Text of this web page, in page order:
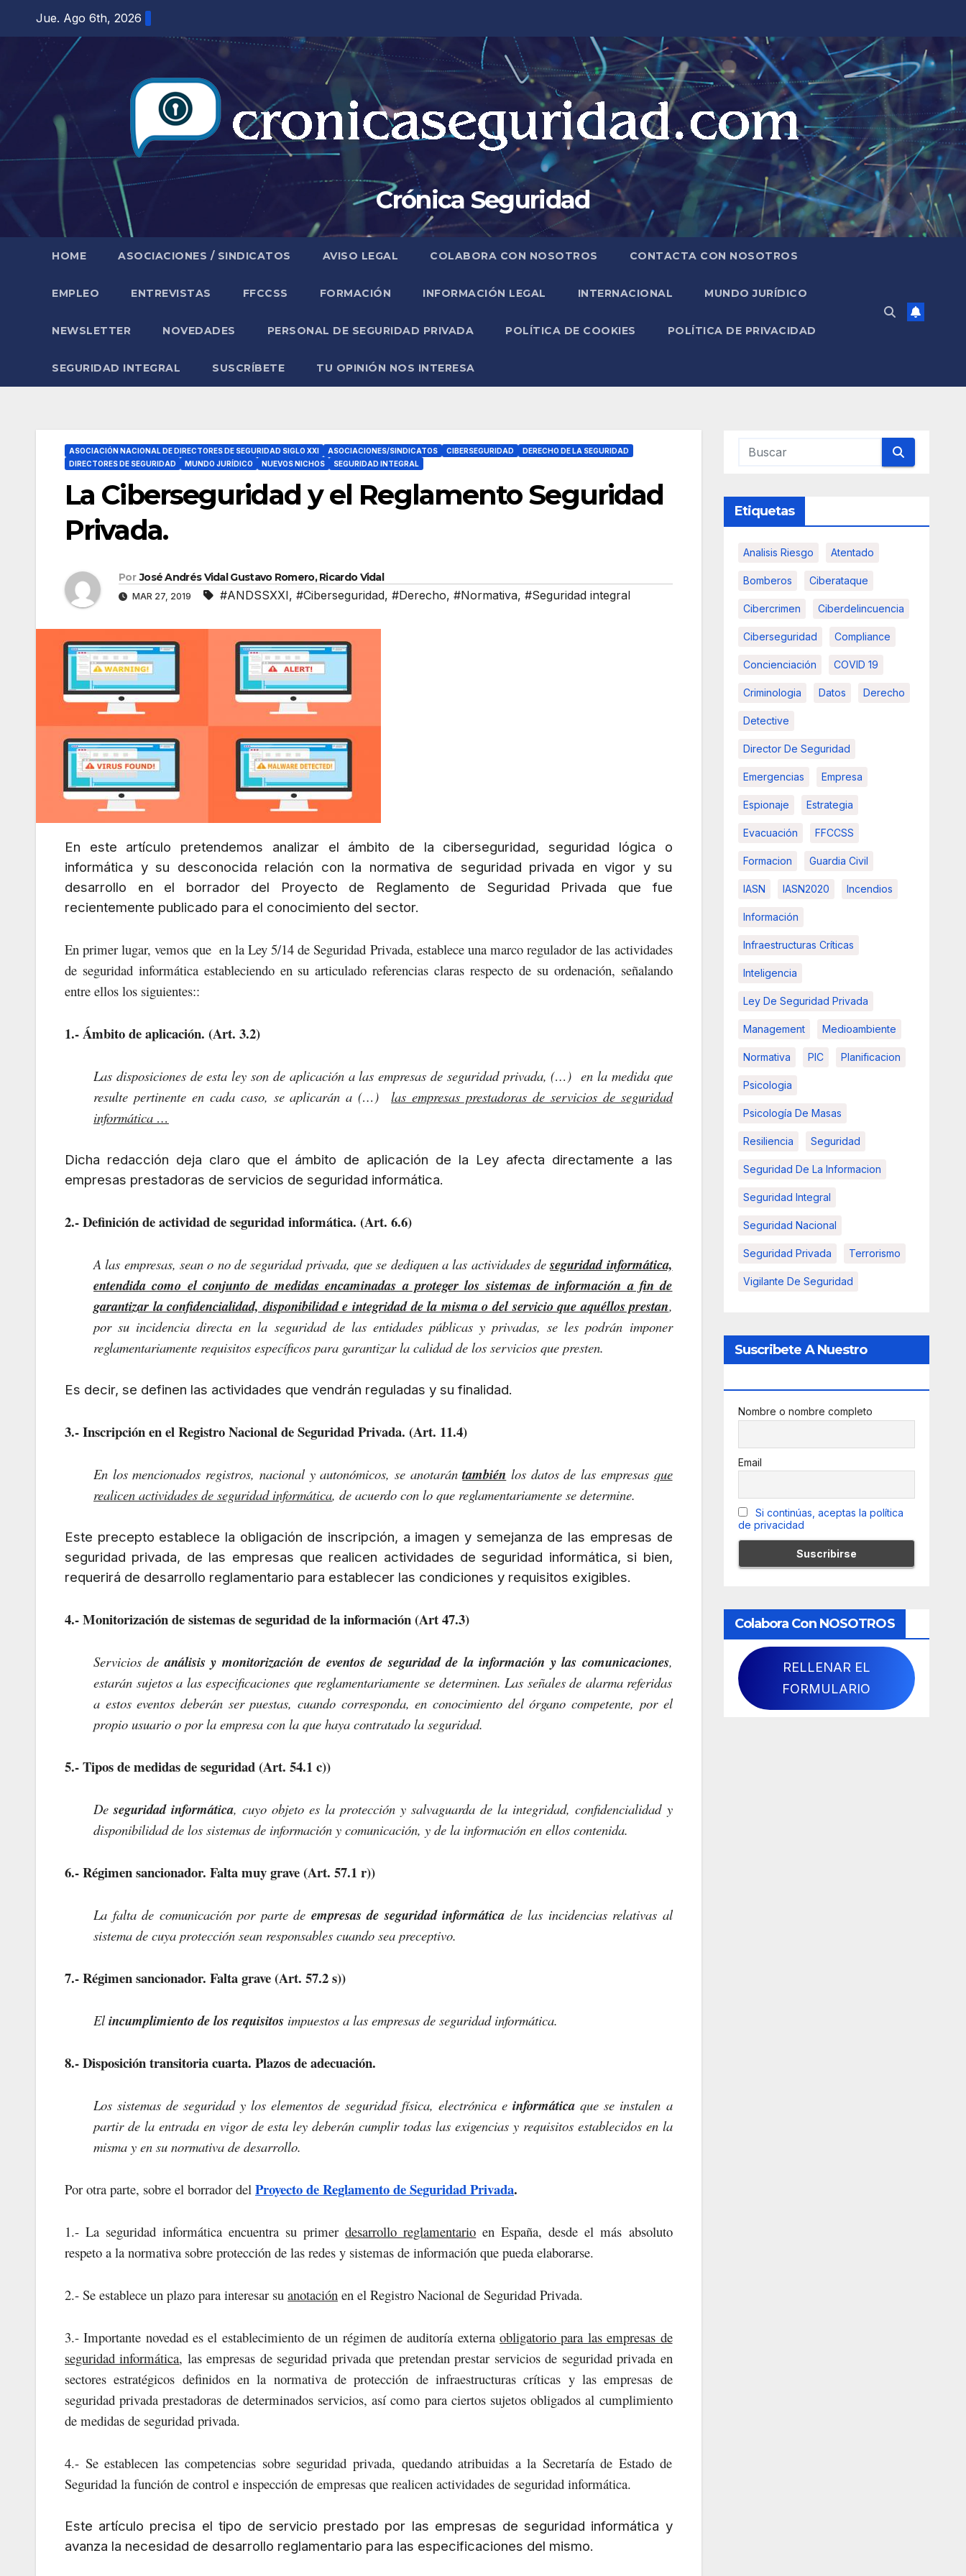
contenido
Jue. Ago 6th, 2026
Crónica Seguridad
HOME ASOCIACIONES / SINDICATOS AVISO LEGAL COLABORA CON NOSOTROS CONTACTA CON NOSOTROS
EMPLEO ENTREVISTAS FFCCSS FORMACIÓN INFORMACIÓN LEGAL INTERNACIONAL MUNDO JURÍDICO
NEWSLETTER NOVEDADES PERSONAL DE SEGURIDAD PRIVADA POLÍTICA DE COOKIES POLÍTICA DE PRIVACIDAD
SEGURIDAD INTEGRAL SUSCRÍBETE TU OPINIÓN NOS INTERESA
ASOCIACIÓN NACIONAL DE DIRECTORES DE SEGURIDAD SIGLO XXI ASOCIACIONES/SINDICATOS CIBERSEGURIDAD
DERECHO DE LA SEGURIDAD
DIRECTORES DE SEGURIDAD
MUNDO JURÍDICO NUEVOS NICHOS SEGURIDAD INTEGRAL
La Ciberseguridad y el Reglamento Seguridad
Privada.
Por José Andrés Vidal Gustavo Romero, Ricardo Vidal
MAR 27, 2019 #ANDSSXXI, #Ciberseguridad, #Derecho, #Normativa, #Seguridad integral
En este artículo pretendemos analizar el ámbito de la ciberseguridad, seguridad lógica o
informática y su desconocida relación con la normativa de seguridad privada en vigor y su
desarrollo en el borrador del Proyecto de Reglamento de Seguridad Privada que fue
recientemente publicado para el conocimiento del sector.
En primer lugar, vemos que en la Ley 5/14 de Seguridad Privada, establece una marco regulador de las actividades
de seguridad informática estableciendo en su articulado referencias claras respecto de su ordenación, señalando
entre ellos los siguientes::
1.- Ámbito de aplicación. (Art. 3.2)
Las disposiciones de esta ley son de aplicación a las empresas de seguridad privada, (…) en la medida que
resulte pertinente en cada caso, se aplicarán a (…)las empresas prestadoras de servicios de seguridad
informática …
Dicha redacción deja claro que el ámbito de aplicación de la Ley afecta directamente a las
empresas prestadoras de servicios de seguridad informática.
2.- Definición de actividad de seguridad informática. (Art. 6.6)
A las empresas, sean o no de seguridad privada, que se dediquen a las actividades deseguridad informática,
entendida como el conjunto de medidas encaminadas a proteger los sistemas de información a fin de
garantizar la confidencialidad, disponibilidad e integridad de la misma o del servicio que aquéllos prestan,
por su incidencia directa en la seguridad de las entidades públicas y privadas, se les podrán imponer
reglamentariamente requisitos específicos para garantizar la calidad de los servicios que presten.
Es decir, se definen las actividades que vendrán reguladas y su finalidad.
3.- Inscripción en el Registro Nacional de Seguridad Privada. (Art. 11.4)
En los mencionados registros, nacional y autonómicos, se anotarántambién los datos de las empresas que
realicen actividades de seguridad informática, de acuerdo con lo que reglamentariamente se determine.
Este precepto establece la obligación de inscripción, a imagen y semejanza de las empresas de
seguridad privada, de las empresas que realicen actividades de seguridad informática, si bien,
requerirá de desarrollo reglamentario para establecer las condiciones y requisitos exigibles.
4.- Monitorización de sistemas de seguridad de la información (Art 47.3)
Servicios deanálisis y monitorización de eventos de seguridad de la información y las comunicaciones,
estarán sujetos a las especificaciones que reglamentariamente se determinen. Las señales de alarma referidas
a estos eventos deberán ser puestas, cuando corresponda, en conocimiento del órgano competente, por el
propio usuario o por la empresa con la que haya contratado la seguridad.
5.- Tipos de medidas de seguridad (Art. 54.1 c))
Deseguridad informática, cuyo objeto es la protección y salvaguarda de la integridad, confidencialidad y
disponibilidad de los sistemas de información y comunicación, y de la información en ellos contenida.
6.- Régimen sancionador. Falta muy grave (Art. 57.1 r))
La falta de comunicación por parte de empresas de seguridad informática de las incidencias relativas al
sistema de cuya protección sean responsables cuando sea preceptivo.
7.- Régimen sancionador. Falta grave (Art. 57.2 s))
Elincumplimiento de los requisitos impuestos a las empresas de seguridad informática.
8.- Disposición transitoria cuarta. Plazos de adecuación.
Los sistemas de seguridad y los elementos de seguridad física, electrónica einformática que se instalen a
partir de la entrada en vigor de esta ley deberán cumplir todas las exigencias y requisitos establecidos en la
misma y en su normativa de desarrollo.
Por otra parte, sobre el borrador del Proyecto de Reglamento de Seguridad Privada.
1.- La seguridad informática encuentra su primerdesarrollo reglamentario en España, desde el más absoluto
respeto a la normativa sobre protección de las redes y sistemas de información que pueda elaborarse.
2.- Se establece un plazo para interesar su anotación en el Registro Nacional de Seguridad Privada.
3.- Importante novedad es el establecimiento de un régimen de auditoría externaobligatorio para las empresas de
seguridad informática, las empresas de seguridad privada que pretendan prestar servicios de seguridad privada en
sectores estratégicos definidos en la normativa de protección de infraestructuras críticas y las empresas de
seguridad privada prestadoras de determinados servicios, así como para ciertos sujetos obligados al cumplimiento
de medidas de seguridad privada.
4.- Se establecen las competencias sobre seguridad privada, quedando atribuidas a la Secretaría de Estado de
Seguridad la función de control e inspección de empresas que realicen actividades de seguridad informática.
Este artículo precisa el tipo de servicio prestado por las empresas de seguridad informática y
avanza la necesidad de desarrollo reglamentario para las especificaciones del mismo.
Etiquetas
Analisis Riesgo Atentado
Bomberos Ciberataque
Cibercrimen Ciberdelincuencia
Ciberseguridad Compliance
Concienciación COVID 19
Criminologia Datos Derecho
Detective
Director De Seguridad
Emergencias Empresa
Espionaje Estrategia
Evacuación FFCCSS
Formacion Guardia Civil
IASN IASN2020 Incendios
Información
Infraestructuras Críticas
Inteligencia
Ley De Seguridad Privada
Management Medioambiente
Normativa PIC Planificacion
Psicologia
Psicología De Masas
Resiliencia Seguridad
Seguridad De La Informacion
Seguridad Integral
Seguridad Nacional
Seguridad Privada Terrorismo
Vigilante De Seguridad
Suscribete A Nuestro
Nombre o nombre completo
Email
Si continúas, aceptas la política
de privacidad
Colabora Con NOSOTROS
RELLENAR EL
FORMULARIO